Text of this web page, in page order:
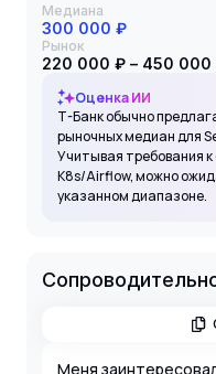
Медиана
300 000 ₽
Рынок
220 000 ₽ – 450 000
Оценка ИИ
Т-Банк обычно
рыночных медиан для
Учитывая требования
K8s/Airflow, можно
указанном диапазоне.
Меня